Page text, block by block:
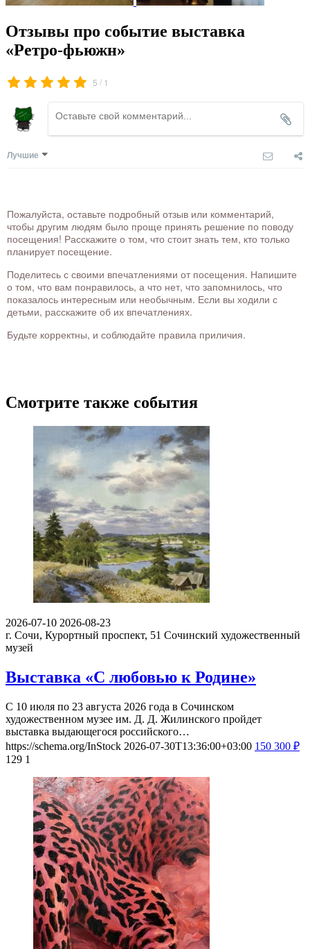
Отзывы про событие выставка
«Ретро-фьюжн»
5 / 1
Лучшие
Пожалуйста, оставьте подробный отзыв или комментарий,
чтобы другим людям было проще принять решение по поводу
посещения! Расскажите о том, что стоит знать тем, кто только
планирует посещение.
Поделитесь с своими впечатлениями от посещения. Напишите
о том, что вам понравилось, а что нет, что запомнилось, что
показалось интересным или необычным. Если вы ходили с
детьми, расскажите об их впечатлениях.
Будьте корректны, и соблюдайте правила приличия.
Смотрите также события
2026-07-10 2026-08-23
г. Сочи, Курортный проспект, 51 Сочинский художественный
музей
Выставка «С любовью к Родине»
С 10 июля по 23 августа 2026 года в Сочинском
художественном музее им. Д. Д. Жилинского пройдет
выставка выдающегося российского…
https://schema.org/InStock 2026-07-30T13:36:00+03:00 150 300 ₽
129 1